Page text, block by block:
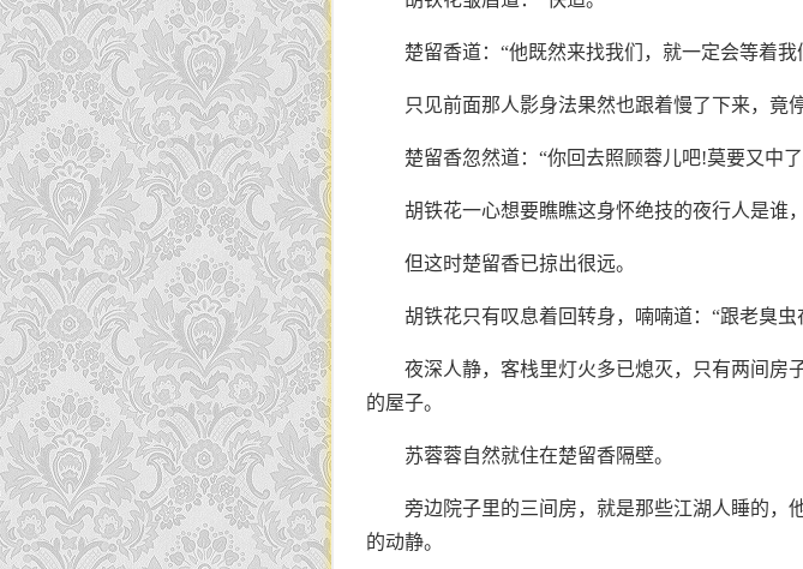
楚留香道：“他既然来找我们，就一定会等着
只见前面那人影身法果然也跟着慢了下来，竟
楚留香忽然道：“你回去照顾蓉儿吧!莫要又中
胡铁花一心想要瞧瞧这身怀绝技的夜行人是谁
但这时楚留香已掠出很远。
胡铁花只有叹息着回转身，喃喃道：“跟老臭
夜深人静，客栈里灯火多已熄灭，只有两间房
的屋子。
苏蓉蓉自然就住在楚留香隔壁。
旁边院子里的三间房，就是那些江湖人睡的，
的动静。